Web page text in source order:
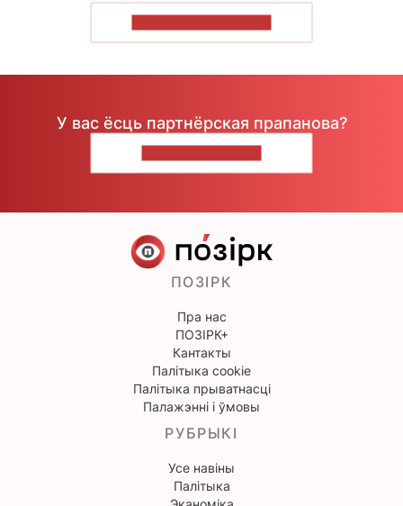
У вас ёсць партнёрская прапанова?
ПОЗІРК
Пра нас
ПОЗІРК+
Кантакты
Палітыка cookie
Палітыка прыватнасці
Палажэнні і ўмовы
РУБРЫКІ
Усе навіны
Палітыка